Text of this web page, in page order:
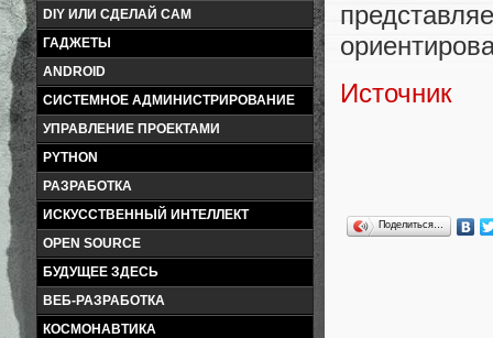
DIY ИЛИ СДЕЛАЙ САМ
ГАДЖЕТЫ
ANDROID
СИСТЕМНОЕ АДМИНИСТРИРОВАНИЕ
УПРАВЛЕНИЕ ПРОЕКТАМИ
PYTHON
РАЗРАБОТКА
ИСКУССТВЕННЫЙ ИНТЕЛЛЕКТ
OPEN SOURCE
БУДУЩЕЕ ЗДЕСЬ
ВЕБ-РАЗРАБОТКА
КОСМОНАВТИКА
Источник
Поделиться…